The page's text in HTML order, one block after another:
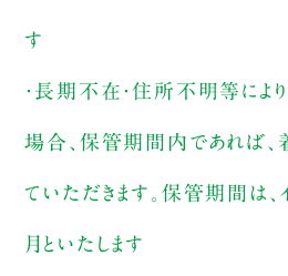
す
・長期不在・住所不明等によ
場合、保管期間内であれば、
ていただきます。保管期間は、
月といたします